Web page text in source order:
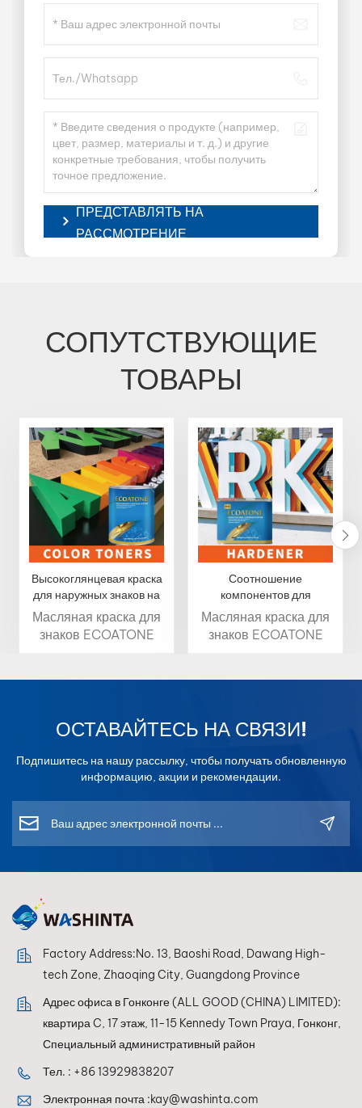
ПРЕДСТАВЛЯТЬ НА
РАССМОТРЕНИЕ
СОПУТСТВУЮЩИЕ
ТОВАРЫ
Высокоглянцевая краска
для наружных знаков на
масляной основе
ECOATONE
Масляная краска для
знаков ECOATONE
воздействиям.
Устойчив к
ультрафиолетовому
излучению и
сохраняет яркость
знаков даже в
Глянцевая, сатиновая
или эффектная
наносится, выглядит
профессионально. ECOATONE
защита,
непревзойденный
блеск. ТДС
паспорт
безопасности
Соотношение
компонентов для
смешивания
отвердителя для вывесок
ECOATONE,
Масляная краска для
знаков ECOATONE
воздействиям.
Устойчив к
ультрафиолетовому
излучению и
сохраняет яркость
знаков даже в
наносится, выглядит
профессионально.
защита,
непревзойденный
блеск.
ОСТАВАЙТЕСЬ НА СВЯЗИ!
Подпишитесь на нашу рассылку, чтобы получать обновленную
информацию, акции и рекомендации.
Factory Address:No. 13, Baoshi Road, Dawang High-
tech Zone, Zhaoqing City, Guangdong Province
Адрес офиса в Гонконге (ALL GOOD (CHINA) LIMITED):
квартира C, 17 этаж, 11-15 Kennedy Town Praya, Гонконг,
Специальный административный район
Тел. : +86 13929838207
Электронная почта :kay@washinta.com